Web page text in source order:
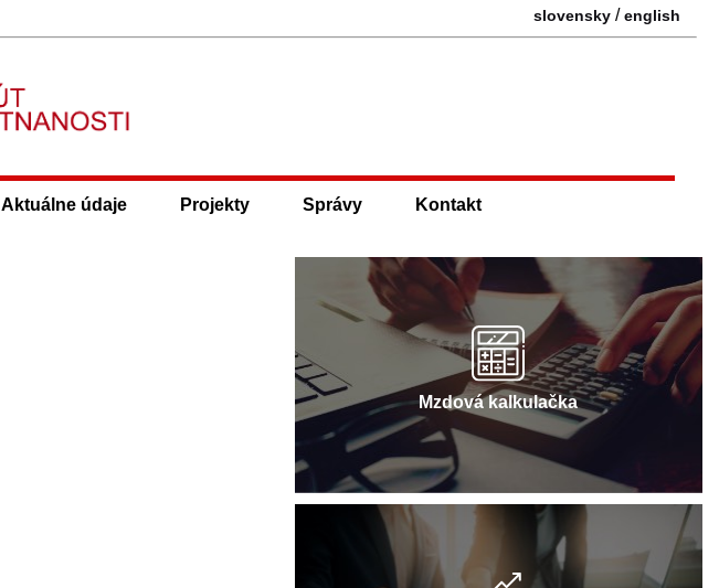
slovensky /english
Aktuálne údaje Projekty Správy Kontakt
Mzdová kalkulačka